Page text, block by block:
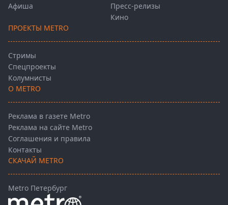
Афиша
Пресс-релизы
Кино
ПРОЕКТЫ METRO
Стримы
Спецпроекты
Колумнисты
О METRO
Реклама в газете Metro
Реклама на сайте Metro
Соглашения и правила
Контакты
СКАЧАЙ METRO
Metro Петербург